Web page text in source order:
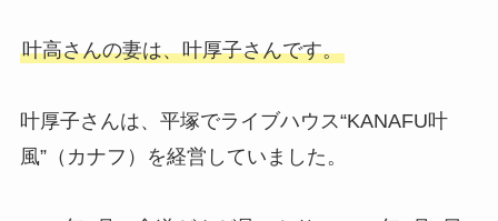
叶高さんの妻は、叶厚子さんです。
叶厚子さんは、平塚でライブハウス“KANAFU叶
風”（カナフ）を経営していました。